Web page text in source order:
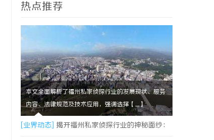
热点推荐
本文全面解析了福州私家侦探行业的发展现状、服务
内容、法律规范及技术应用，强调选择【....】
[业界动态] 揭开福州私家侦探行业的神秘面纱：